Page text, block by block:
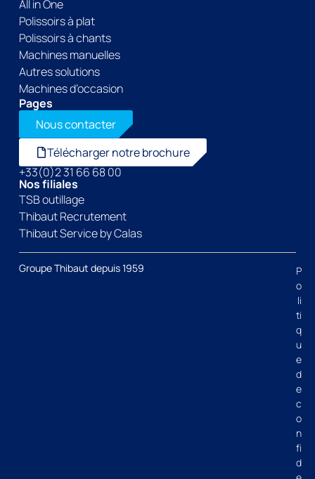
All in One
Polissoirs à plat
Polissoirs à chants
Machines manuelles
Autres solutions
Machines d’occasion
Pages
Nous contacter
Télécharger notre brochure
+33(0)2 31 66 68 00
Nos filiales
TSB outillage
Thibaut Recrutement
Thibaut Service by Calas
Groupe Thibaut depuis 1959
P
o
li
ti
q
u
e
d
e
c
o
n
fi
d